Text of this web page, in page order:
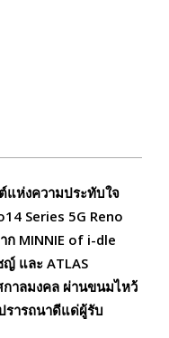
แห่งความประทับใจ
Series 5G Reno
ก MINNIE of i-dle
และ ATLAS
กาลมงคล ผ่านขนมไหว้
รารถนาดีแด่ผู้รับ